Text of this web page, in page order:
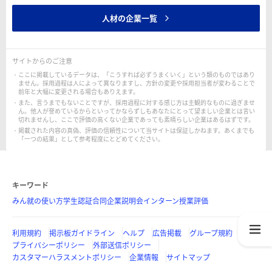
人材の企業一覧
サイトからのご注意
ここに掲載しているデータは、「こうすれば必ずうまくいく」という類のものではあり
ません。採用過程は人によって異なりますし、方針の変更や採用担当者が変わることで
前年と大幅に変更される場合もありえます。
また、言うまでもないことですが、採用過程に対する感じ方は主観的なものに過ぎませ
ん。他人が誉めているからといってかならずしもあなたにとって望ましい企業とは言い
切れませんし、ここで評価の高くない企業であっても素晴らしい企業はあるはずです。
掲載された内容の真偽、評価の信頼性について当サイトは保証しかねます。あくまでも
「一つの結果」として参考程度にとどめてください。
キーワード
みん就の使い方学生認証合同企業説明会インターン授業評価
利用規約 掲示板ガイドライン ヘルプ 広告掲載
グループ規約
プライバシーポリシー
外部送信ポリシー
カスタマーハラスメントポリシー
企業情報 サイトマップ